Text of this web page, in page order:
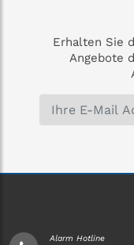
Erhalten Sie
Angebote
Alarm Hotline